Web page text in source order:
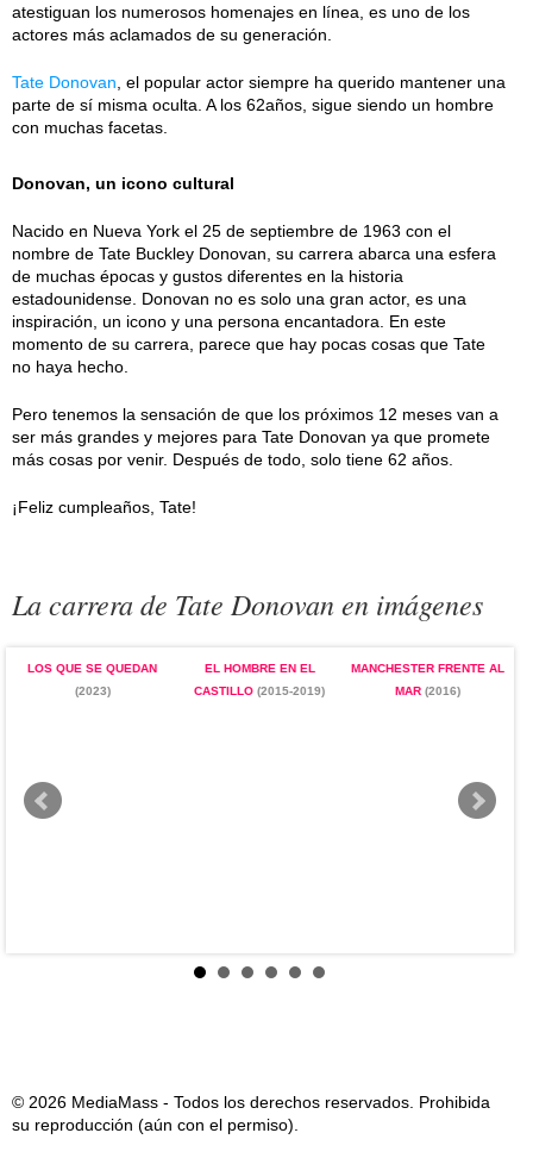
atestiguan los numerosos homenajes en línea, es uno de los
actores más aclamados de su generación.
Tate Donovan , el popular actor siempre ha querido mantener una
parte de sí misma oculta. A los 62años, sigue siendo un hombre
con muchas facetas.
Donovan, un icono cultural
Nacido en Nueva York el 25 de septiembre de 1963 con el
nombre de Tate Buckley Donovan, su carrera abarca una esfera
de muchas épocas y gustos diferentes en la historia
estadounidense. Donovan no es solo una gran actor, es una
inspiración, un icono y una persona encantadora. En este
momento de su carrera, parece que hay pocas cosas que Tate
no haya hecho.
Pero tenemos la sensación de que los próximos 12 meses van a
ser más grandes y mejores para Tate Donovan ya que promete
más cosas por venir. Después de todo, solo tiene 62 años.
¡Feliz cumpleaños, Tate!
La carrera de Tate Donovan en imágenes
LOS QUE SE QUEDAN
(2023)
EL HOMBRE EN EL
CASTILLO (2015-2019)
MANCHESTER FRENTE AL
MAR(2016)
© 2026 MediaMass - Todos los derechos reservados. Prohibida
su reproducción (aún con el permiso).